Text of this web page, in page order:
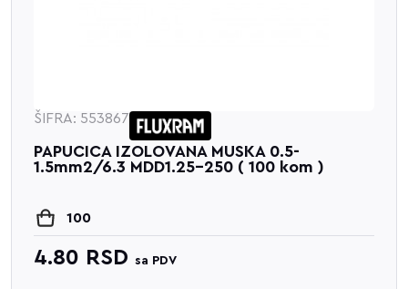
ŠIFRA: 553867
PAPUCICA IZOLOVANA MUSKA 0.5-
1.5mm2/6.3 MDD1.25-250 ( 100 kom )
100
4.80 RSD sa PDV